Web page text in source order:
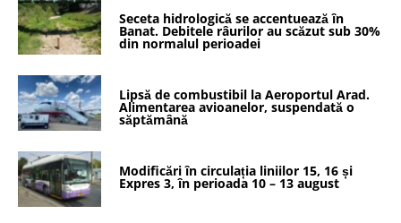
Seceta hidrologică se accentuează în
Banat. Debitele râurilor au scăzut sub 30%
din normalul perioadei
Lipsă de combustibil la Aeroportul Arad.
Alimentarea avioanelor, suspendată o
săptămână
Modificări în circulația liniilor 15, 16 și
Expres 3, în perioada 10 – 13 august